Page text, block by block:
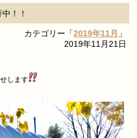
！！
カテゴリー「2019年11月 」
2019年11月21日
します